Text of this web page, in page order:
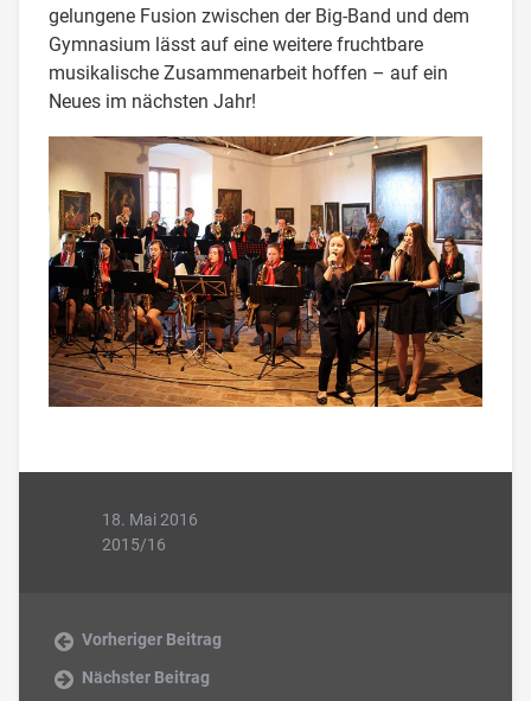
gelungene Fusion zwischen der Big-Band und dem
Gymnasium lässt auf eine weitere fruchtbare
musikalische Zusammenarbeit hoffen – auf ein
Neues im nächsten Jahr!
18. Mai 2016
2015/16
Vorheriger Beitrag
Nächster Beitrag